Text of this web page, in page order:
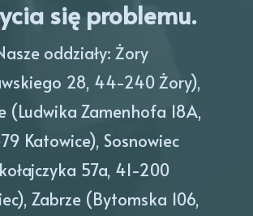
się problemu.
oddziały: Żory
28, 44-240 Żory),
(Ludwika Zamenhofa 18A,
Katowice), Sosnowiec
57a, 41-200
Zabrze (Bytomska 106,